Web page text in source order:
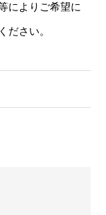
によりご希望に
ださい。